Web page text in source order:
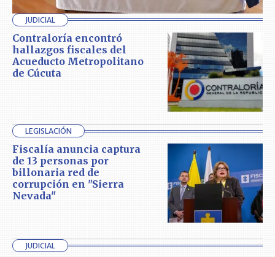
JUDICIAL
Contraloría encontró
hallazgos fiscales del
Acueducto Metropolitano
de Cúcuta
LEGISLACIÓN
Fiscalía anuncia captura
de 13 personas por
billonaria red de
corrupción en "Sierra
Nevada"
JUDICIAL